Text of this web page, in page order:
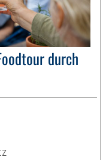
durch